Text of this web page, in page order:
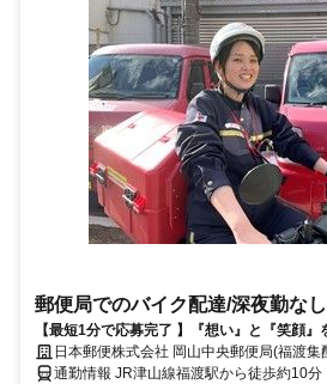
郵便局でのバイク配達/深夜勤なし
【最短1分で応募完了 】『想い』と『笑顔
んか？日本郵便株式会社 岡山中央郵便局(福渡集
通勤情報 JR津山線福渡駅から徒歩約10分